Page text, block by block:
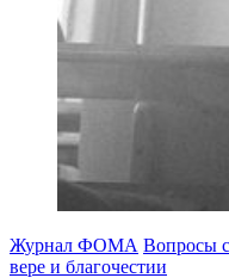
Журнал ФОМА Вопросы
вере и благочестии